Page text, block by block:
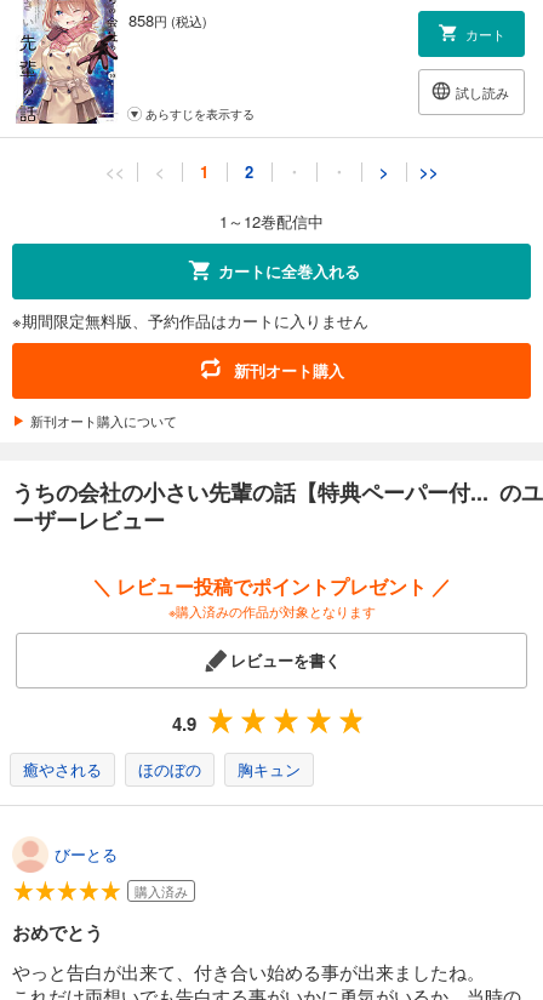
858円 (税込)
カート
試し読み
あらすじを表示する
うちの会社の小さい先輩の話【特典ペーパー付き】 (11)
うちの会社の小さい先輩の話【特典ペーパー付き】 (12)
円 (税込)
<< < 1 2 ・ ・ > >>
1～12巻配信中
カートに全巻入れる
※期間限定無料版、予約作品はカートに入りません
新刊オート購入
新刊オート購入について
うちの会社の小さい先輩の話【特典ペーパー付... のユ
ーザーレビュー
＼ レビュー投稿でポイントプレゼント ／
※購入済みの作品が対象となります
レビューを書く
4.9
癒やされる ほのぼの 胸キュン
びーとる
購入済み
おめでとう
やっと告白が出来て、付き合い始める事が出来ましたね。